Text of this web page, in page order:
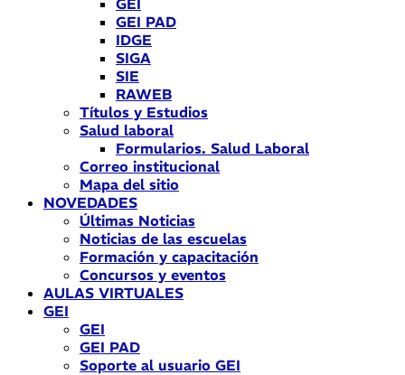
GEI
GEI PAD
IDGE
SIGA
SIE
RAWEB
Títulos y Estudios
Salud laboral
Formularios. Salud Laboral
Correo institucional
Mapa del sitio
NOVEDADES
Últimas Noticias
Noticias de las escuelas
Formación y capacitación
Concursos y eventos
AULAS VIRTUALES
GEI
GEI
GEI PAD
Soporte al usuario GEI